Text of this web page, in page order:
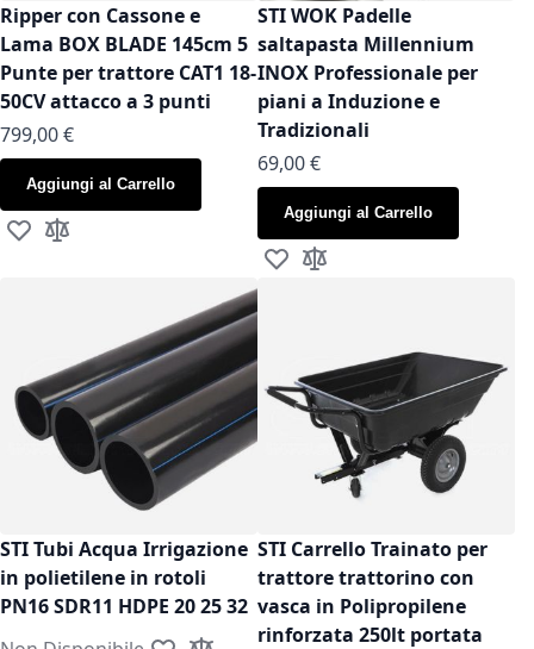
Ripper con Cassone e
Lama BOX BLADE 145cm 5
Punte per trattore CAT1 18-
50CV attacco a 3 punti
799,00 €
Aggiungi al Carrello
Aggiungi alla lista desideri
Aggiungi al confronto
STI WOK Padelle
saltapasta Millennium
INOX Professionale per
piani a Induzione e
Tradizionali
As low as
69,00 €
Aggiungi al Carrello
Aggiungi alla lista desideri
Aggiungi al confronto
STI Tubi Acqua Irrigazione
in polietilene in rotoli
PN16 SDR11 HDPE 20 25 32
STI Carrello Trainato per
trattore trattorino con
vasca in Polipropilene
rinforzata 250lt portata